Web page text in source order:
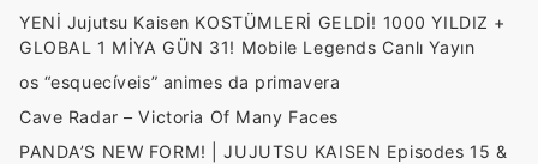
YENİ Jujutsu Kaisen KOSTÜMLERİ GELDİ! 1000 YILDIZ +
GLOBAL 1 MİYA GÜN 31! Mobile Legends Canlı Yayın
os “esquecíveis” animes da primavera
Cave Radar – Victoria Of Many Faces
PANDA’S NEW FORM! | JUJUTSU KAISEN Episodes 15 &